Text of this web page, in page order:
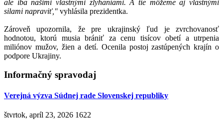
ale iba našimi vlastnými zlyhaniami. A tie môžeme aj vlastnými
silami napraviť," vyhlásila prezidentka.
Zároveň upozornila, že pre ukrajinský ľud je zvrchovanosť
hodnotou, ktorú musia brániť za cenu tisícov obetí a utrpenia
miliónov mužov, žien a detí. Ocenila postoj zastúpených krajín o
podpore Ukrajiny.
Informačný spravodaj
Verejná výzva Súdnej rade Slovenskej republiky
štvrtok, apríl 23, 2026 1622